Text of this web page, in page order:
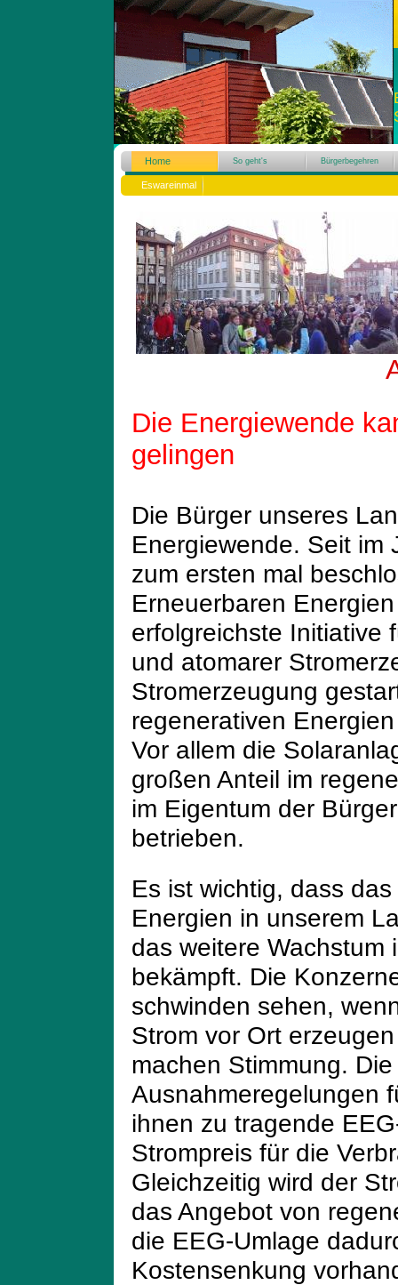
Home So geht's Bürgerbegehren
Eswareinmal
Die Energiewende
gelingen
Die Bürger unseres
Energiewende. Seit im
zum ersten mal
Erneuerbaren
erfolgreichste Initiative
und atomarer
Stromerzeugung
regenerativen
Vor allem die
großen Anteil im
im Eigentum der
betrieben.
Es ist wichtig, dass
Energien in unserem
das weitere Wachstum
bekämpft. Die
schwinden sehen,
Strom vor Ort
machen Stimmung.
Ausnahmeregelungen
ihnen zu tragende
Strompreis für die
Gleichzeitig wird der
das Angebot von
die EEG-Umlage
Kostensenkung